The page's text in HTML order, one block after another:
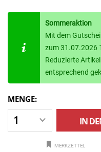
Sommeraktion
Mit dem
zum 31.07.2026
Reduzierte
entsprechend
MENGE:
IN
MERKZETTEL